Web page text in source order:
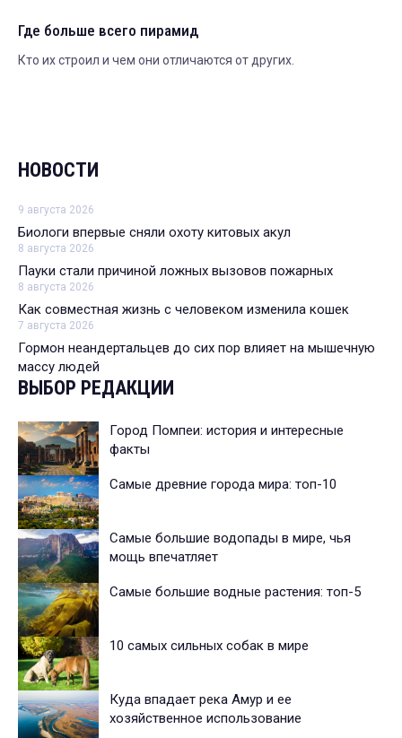
Где больше всего пирамид
Кто их строил и чем они отличаются от других.
НОВОСТИ
9 августа 2026
Биологи впервые сняли охоту китовых акул
8 августа 2026
Пауки стали причиной ложных вызовов пожарных
8 августа 2026
Как совместная жизнь с человеком изменила кошек
7 августа 2026
Гормон неандертальцев до сих пор влияет на мышечную
массу людей
ВЫБОР РЕДАКЦИИ
Город Помпеи: история и интересные
факты
Самые древние города мира: топ-10
Самые большие водопады в мире, чья
мощь впечатляет
Самые большие водные растения: топ-5
10 самых сильных собак в мире
Куда впадает река Амур и ее
хозяйственное использование